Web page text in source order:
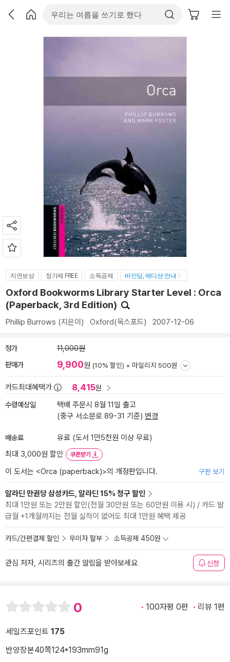
지연보상 정가제 FREE 소득공제 바인딩, 에디션 안내
Oxford Bookworms Library Starter Level : Orca
(Paperback, 3rd Edition)
Phillip Burrows (지은이) Oxford(옥스포드) 2007-12-06
정가 11,000원
판매가 9,900원 (10% 할인) + 마일리지 500원
카드최대혜택가 8,415원
수령예상일
택배 주문시 8월 11일 출고
(중구 서소문로 89-31 기준) 변경
배송료
유료 (도서 1만5천원 이상 무료)
최대 3,000원 할인
쿠폰받기
이 도서는 <Orca (paperback)>의 개정판입니다. 구판 보기
알라딘 만권당 삼성카드, 알라딘 15% 청구 할인
최대 1만원 또는 2만원 할인(전월 30만원 또는 60만원 이용 시) / 카드 발
급월 +1개월까지는 전월 실적이 없어도 최대 1만원 혜택 제공
카드/간편결제 할인 무이자 할부 소득공제 450원
관심 저자, 시리즈의 출간 알림을 받아보세요 신청
0 100자평 0편 리뷰 1편
세일즈포인트 175
반양장본40쪽124*193mm91g